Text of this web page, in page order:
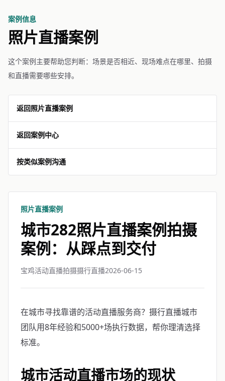
案例信息
照片直播案例
这个案例主要帮助您判断：场景是否相近、现场难点在哪里、拍摄
和直播需要哪些安排。
返回照片直播案例
返回案例中心
按类似案例沟通
照片直播案例
城市282照片直播案例拍摄
案例：从踩点到交付
宝鸡活动直播拍摄摄行直播2026-06-15
在城市寻找靠谱的活动直播服务商？摄行直播城市
团队用8年经验和5000+场执行数据，帮你理清选择
标准。
城市活动直播市场的现状